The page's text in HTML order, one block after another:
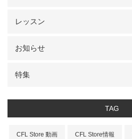
レッスン
お知らせ
特集
TAG
CFL Store 動画 CFL Store情報